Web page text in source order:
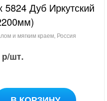
Дуб Иркутский
и мягким краем, Россия
р/шт.